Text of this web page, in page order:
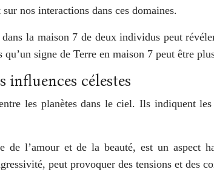
nos interactions dans ces domaines.
la maison 7 de deux individus peut
signe de Terre en maison 7 peut être
influences célestes
les planètes dans le ciel. Ils indiquent
l’amour et de la beauté, est un aspect
peut provoquer des tensions et des